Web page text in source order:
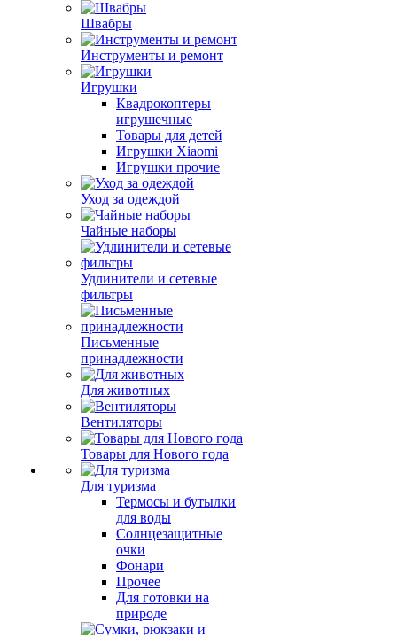
Швабры
Инструменты и ремонт
Игрушки
Квадрокоптеры
игрушечные
Товары для детей
Игрушки Xiaomi
Игрушки прочие
Уход за одеждой
Чайные наборы
Удлинители и сетевые
фильтры
Письменные
принадлежности
Для животных
Вентиляторы
Товары для Нового года
Для туризма
Термосы и бутылки
для воды
Солнцезащитные
очки
Фонари
Прочее
Для готовки на
природе